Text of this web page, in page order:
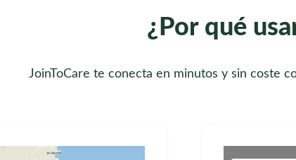
¿Por qué
JoinToCare te conecta en minutos y sin coste